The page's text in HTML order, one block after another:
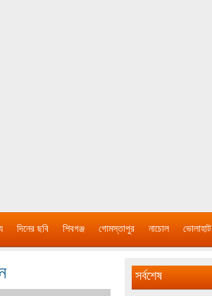
দিনের ছবি শিবগঞ্জ গোমস্তাপুর নাচোল ভোলাহাট
সর্বশেষ